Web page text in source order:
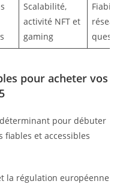
Scalabilité,
activité NFT et
gaming
réseau
pour acheter vos
pour débuter
fiables et accessibles
la régulation européenne